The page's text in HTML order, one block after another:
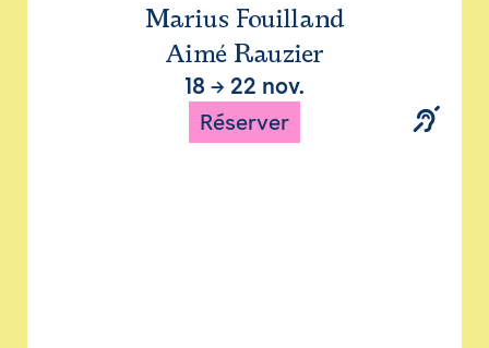
Marius Fouilland
Aimé Rauzier
18 → 22 nov.
Réserver